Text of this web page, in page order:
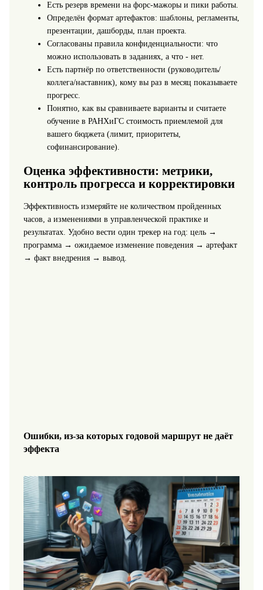
Есть резерв времени на форс-мажоры и пики работы.
Определён формат артефактов: шаблоны, регламенты,
презентации, дашборды, план проекта.
Согласованы правила конфиденциальности: что
можно использовать в заданиях, а что - нет.
Есть партнёр по ответственности (руководитель/
коллега/наставник), кому вы раз в месяц показываете
прогресс.
Понятно, как вы сравниваете варианты и считаете
обучение в РАНХиГС стоимость приемлемой для
вашего бюджета (лимит, приоритеты,
софинансирование).
Оценка эффективности: метрики,
контроль прогресса и корректировки
Эффективность измеряйте не количеством пройденных
часов, а изменениями в управленческой практике и
результатах. Удобно вести один трекер на год: цель →
программа → ожидаемое изменение поведения → артефакт
→ факт внедрения → вывод.
Ошибки, из-за которых годовой маршрут не даёт
эффекта